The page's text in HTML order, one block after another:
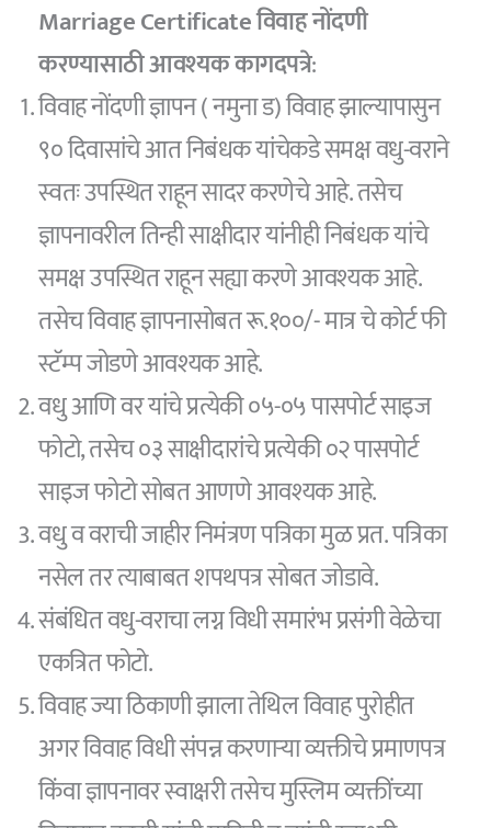
Marriage Certificate विवाह नोंदणी
करण्यासाठी आवश्यक कागदपत्रे:
विवाह नोंदणी ज्ञापन ( नमुना ड) विवाह झाल्यापासुन
९० दिवासांचे आत निबंधक यांचेकडे समक्ष वधु-वराने
स्वतः उपस्थित राहून सादर करणेचे आहे. तसेच
ज्ञापनावरील तिन्ही साक्षीदार यांनीही निबंधक यांचे
समक्ष उपस्थित राहून सह्या करणे आवश्यक आहे.
तसेच विवाह ज्ञापनासोबत रू.१००/- मात्र चे कोर्ट फी
स्टॅम्प जोडणे आवश्यक आहे.
वधु आणि वर यांचे प्रत्येकी ०५-०५ पासपोर्ट साइज
फोटो, तसेच ०३ साक्षीदारांचे प्रत्येकी ०२ पासपोर्ट
साइज फोटो सोबत आणणे आवश्यक आहे.
वधु व वराची जाहीर निमंत्रण पत्रिका मुळ प्रत. पत्रिका
नसेल तर त्याबाबत शपथपत्र सोबत जोडावे.
संबंधित वधु-वराचा लग्न विधी समारंभ प्रसंगी वेळेचा
एकत्रित फोटो.
विवाह ज्या ठिकाणी झाला तेथिल विवाह पुरोहीत
अगर विवाह विधी संपन्न करणाऱ्या व्यक्तीचे प्रमाणपत्र
किंवा ज्ञापनावर स्वाक्षरी तसेच मुस्लिम व्यक्तींच्या